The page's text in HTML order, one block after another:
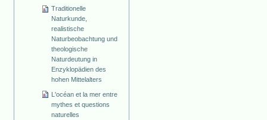
Traditionelle
Naturkunde,
realistische
Naturbeobachtung und
theologische
Naturdeutung in
Enzyklopädien des
hohen Mittelalters
L'océan et la mer entre
mythes et questions
naturelles